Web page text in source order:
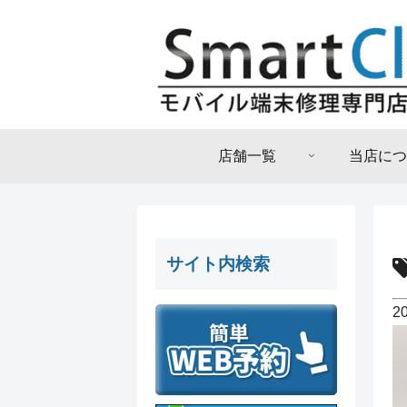
店舗一覧 当店に
サイト内検索